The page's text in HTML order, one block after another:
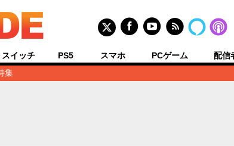
集
スイッチ PS5 スマホ PCゲーム 配信